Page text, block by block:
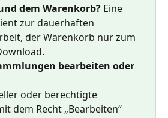
dem Warenkorb? Eine
zur dauerhaften
der Warenkorb nur zum
bearbeiten oder
oder berechtigte
dem Recht „Bearbeiten“